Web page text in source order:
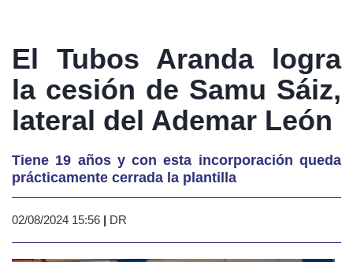
El Tubos Aranda logra
la cesión de Samu Sáiz,
lateral del Ademar León
Tiene 19 años y con esta incorporación queda
prácticamente cerrada la plantilla
02/08/2024 15:56 | DR